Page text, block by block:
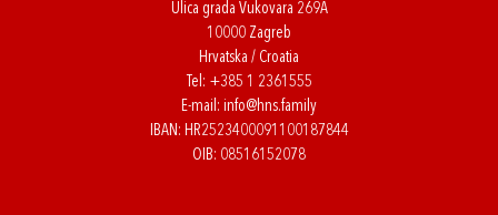
Ulica grada Vukovara 269A
10000 Zagreb
Hrvatska / Croatia
Tel: +385 1 2361555
E-mail: info@hns.family
IBAN: HR2523400091100187844
OIB: 08516152078